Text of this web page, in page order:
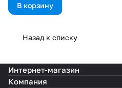
В корзину
Назад к списку
Интернет-магазин
Компания